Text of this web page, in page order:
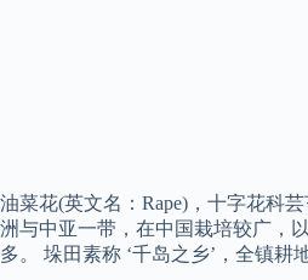
油菜花(英文名：Rape)，十字花科
洲与中亚一带，在中国栽培较广，
多。 垛田素称 ‘千岛之乡’，全镇耕